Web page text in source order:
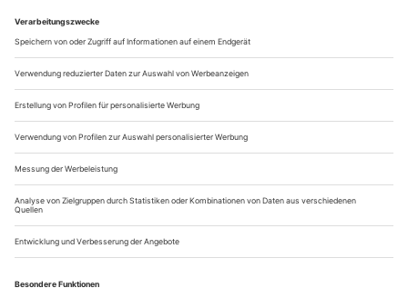
Es wird weitergetragen, von Generation zu Generation: Blut
ist dicker als Wasser, und seine Verwandten kann man sich
nun mal nicht aussuchen.
Das gilt auch für Orest, den letzten...
Ein schwarzes Loch
... ist die Zukunft im Jahr 2028, die Andres Veiel und Jutta
Doberstein nach einem gründlichen Recherche-Vorlauf im Deutschen
Theater antizipieren: «Let Them Eat Money»
Vor einem Jahr wurde das hochambitionierte Projekt
aufgesetzt, mit der Frage aller Fragen, vor der sich unsere